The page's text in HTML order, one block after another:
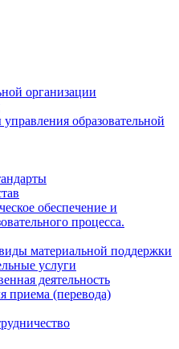
организации
образовательной
обеспечение и
процесса.
материальной поддержки
услуги
деятельность
приема (перевода)